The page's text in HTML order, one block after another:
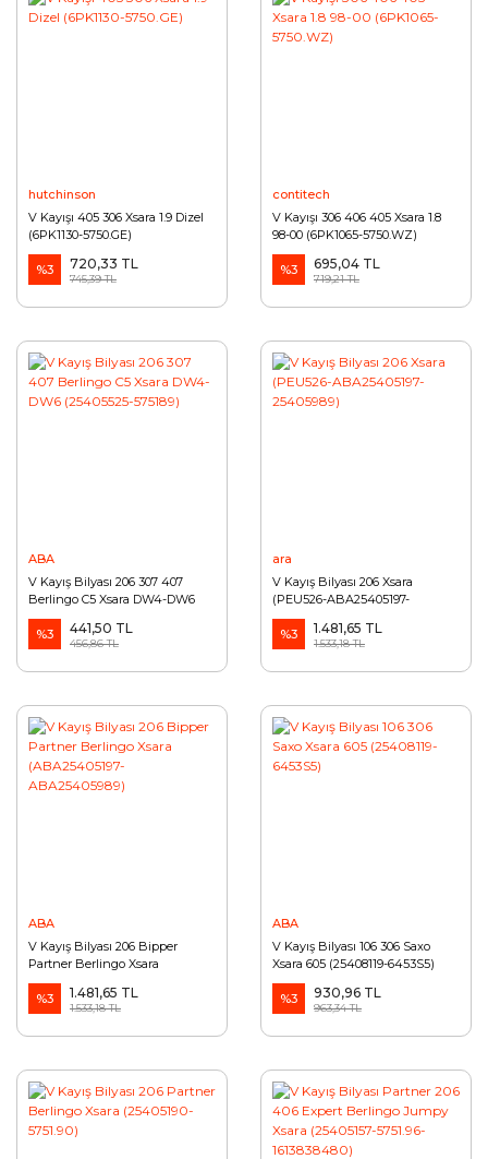
hutchinson
V Kayışı 405 306 Xsara 1.9 Dizel
(6PK1130-5750.GE)
%3 720,33 TL
745,39 TL
contitech
V Kayışı 306 406 405 Xsara 1.8
98-00 (6PK1065-5750.WZ)
%3 695,04 TL
719,21 TL
ABA
V Kayış Bilyası 206 307 407
Berlingo C5 Xsara DW4-DW6
(25405525-575189)
%3
441,50 TL
456,86 TL
ara
V Kayış Bilyası 206 Xsara
(PEU526-ABA25405197-
25405989)
%3
1.481,65 TL
1.533,18 TL
ABA
V Kayış Bilyası 206 Bipper
Partner Berlingo Xsara
(ABA25405197-ABA25405989)
%3
1.481,65 TL
1.533,18 TL
ABA
V Kayış Bilyası 106 306 Saxo
Xsara 605 (25408119-6453S5)
%3 930,96 TL
963,34 TL